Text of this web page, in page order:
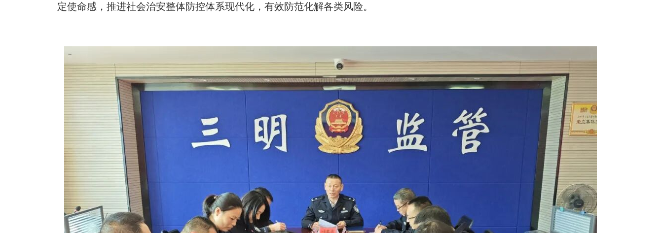
定使命感，推进社会治安整体防控体系现代化，有效防范化解各类风险。